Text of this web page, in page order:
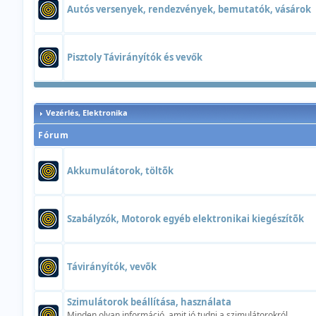
Autós versenyek, rendezvények, bemutatók, vásárok
Pisztoly Távirányítók és vevők
Vezérlés, Elektronika
Fórum
Akkumulátorok, töltõk
Szabályzók, Motorok egyéb elektronikai kiegészítõk
Távirányítók, vevõk
Szimulátorok beállítása, használata